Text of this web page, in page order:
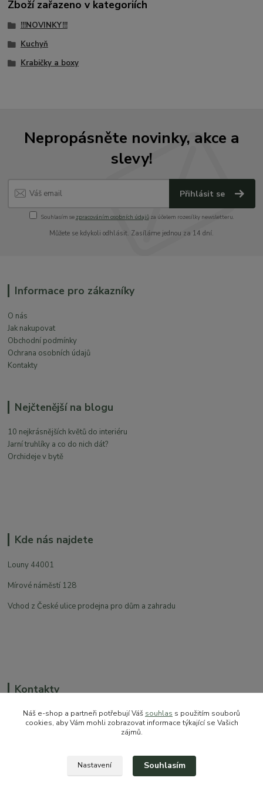
Zboží zařazeno v kategoriích
!!!NOVINKY!!!
Kuchyň
Krabičky a boxy
Nepropásněte novinky, akce a
slevy!
Přihlásit se
Souhlasím se zpracováním osobních údajůza účelem rozesílky newsletteru.
Můžete se kdykoli odhlásit. Zasíláme jednou za 14 dní.
Informace pro zákazníky
O nás
Jak nakupovat
Obchodní podmínky
Ochrana osobních údajů
Kontakty
Nejčtenější na blogu
10 nejkrásnějších květů do interiéru
Jarní truhlíky a co do nich dát?
Orchideje v bytě
Kde nás najdete
Louny 44001
Mírové náměstí 128
Vchod z České ulice prodejna pro dům a zahradu
Kontakty
sales@prokytky.cz
Náš e-shop a partneři potřebují Váš souhlas s použitím souborů
cookies, aby Vám mohli zobrazovat informace týkající se Vašich
zájmů.
Nastavení Souhlasím